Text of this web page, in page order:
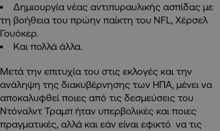
Δημιουργία νέας αντιπυραυλικής ασπίδας με
τη βοήθεια του πρώην παίκτη του NFL, Χέρσελ
Γουόκερ.
Και πολλά άλλα.
Μετά την επιτυχία του στις εκλογές και την
ανάληψη της διακυβέρνησης των ΗΠΑ, μένει να
αποκαλυφθεί ποιες από τις δεσμεύσεις του
Ντόναλντ Τραμπ ήταν υπερβολικές και ποιες
πραγματικές, αλλά και εάν είναι εφικτό να τις